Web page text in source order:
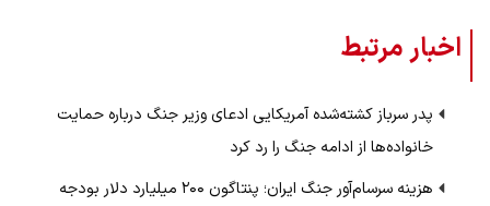
اخبار مرتبط
پدر سرباز کشته‌شده آمریکایی ادعای وزیر جنگ درباره حمایت
خانواده‌ها از ادامه جنگ را رد کرد
هزینه سرسام‌آور جنگ ایران؛ پنتاگون ۲۰۰ میلیارد دلار بودجه